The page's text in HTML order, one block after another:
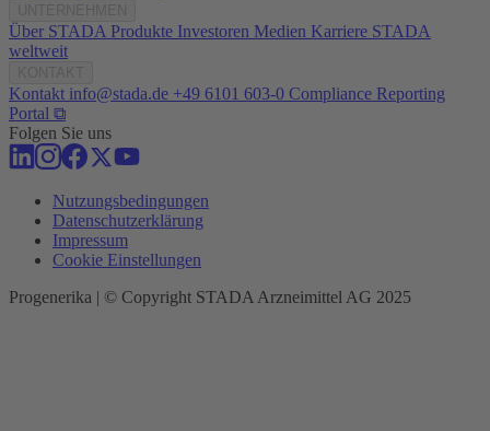
Über STADA Produkte Investoren Medien Karriere STADA
weltweit
Kontakt info@stada.de +49 6101 603-0 Compliance Reporting
Portal ⧉
Folgen Sie uns
Nutzungsbedingungen
Datenschutzerklärung
Impressum
Cookie Einstellungen
Progenerika | © Copyright STADA Arzneimittel AG 2025